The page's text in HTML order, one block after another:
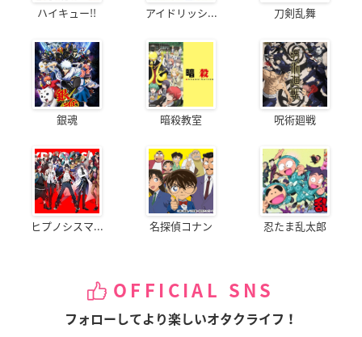
ハイキュー!! アイドリッシ... 刀剣乱舞
銀魂 暗殺教室 呪術廻戦
ヒプノシスマ... 名探偵コナン 忍たま乱太郎
OFFICIAL SNS
フォローしてより楽しいオタクライフ！